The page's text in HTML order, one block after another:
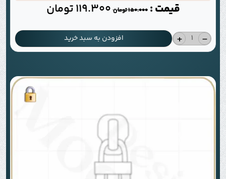
قیمت :150.000تومان 119.300تومان
-
+ افزودن به سبد خرید